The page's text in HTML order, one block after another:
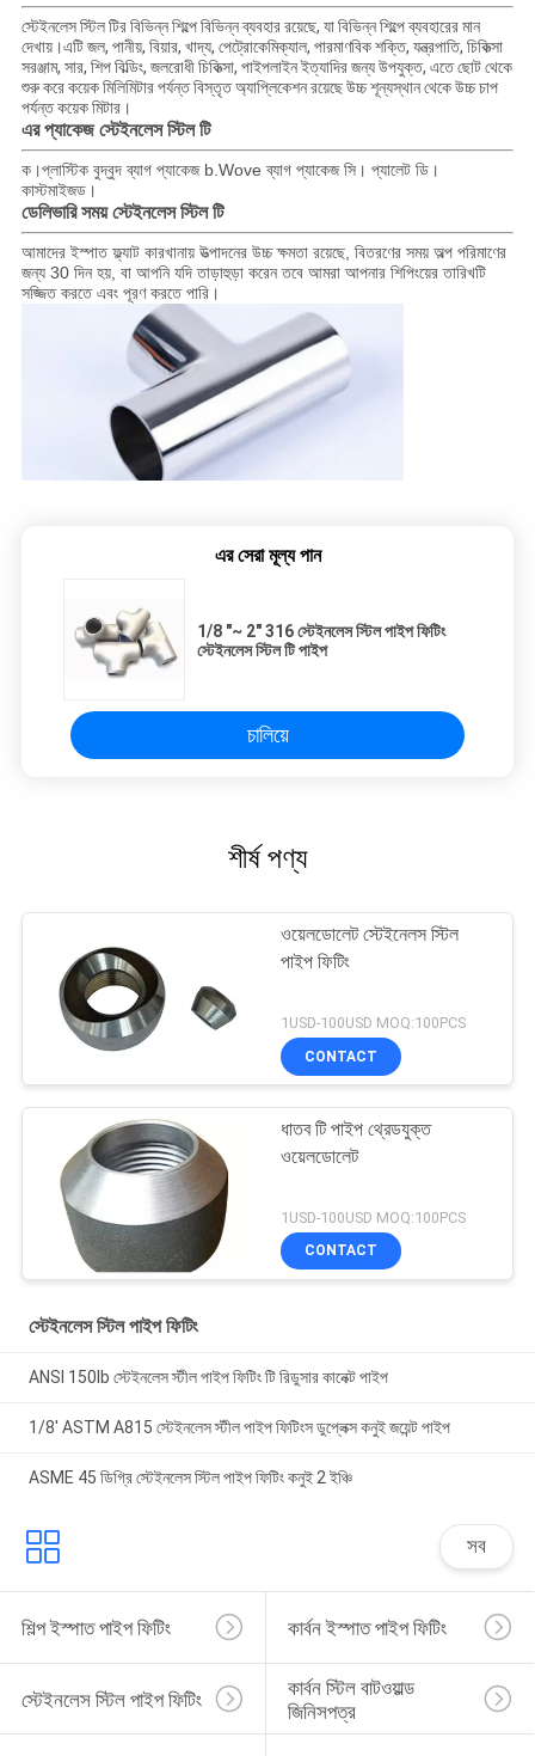
স্টেইনলেস স্টিল টির বিভিন্ন শিল্পে বিভিন্ন ব্যবহার রয়েছে, যা বিভিন্ন শিল্পে ব্যবহারের মান
দেখায়।এটি জল, পানীয়, বিয়ার, খাদ্য, পেট্রোকেমিক্যাল, পারমাণবিক শক্তি, যন্ত্রপাতি, চিকিত্সা
সরঞ্জাম, সার, শিপ বিল্ডিং, জলরোধী চিকিত্সা, পাইপলাইন ইত্যাদির জন্য উপযুক্ত, এতে ছোট থেকে
শুরু করে কয়েক মিলিমিটার পর্যন্ত বিস্তৃত অ্যাপ্লিকেশন রয়েছে উচ্চ শূন্যস্থান থেকে উচ্চ চাপ
পর্যন্ত কয়েক মিটার।
এর প্যাকেজস্টেইনলেস স্টিল টি
ক।প্লাস্টিক বুদ্বুদ ব্যাগ প্যাকেজ b.Wove ব্যাগ প্যাকেজ সি। প্যালেট ডি।
কাস্টমাইজড।
ডেলিভারি সময়স্টেইনলেস স্টিল টি
আমাদের ইস্পাত ফ্ল্যাট কারখানায় উত্পাদনের উচ্চ ক্ষমতা রয়েছে, বিতরণের সময় অল্প পরিমাণের
জন্য 30 দিন হয়, বা আপনি যদি তাড়াহুড়া করেন তবে আমরা আপনার শিপিংয়ের তারিখটি
সজ্জিত করতে এবং পূরণ করতে পারি।
এর সেরা মূল্য পান
1/8 "~ 2" 316 স্টেইনলেস স্টিল পাইপ ফিটিং
স্টেইনলেস স্টিল টি পাইপ
চালিয়ে
শীর্ষ পণ্য
ওয়েলডোলেট স্টেইনেলস স্টিল
পাইপ ফিটিং
1USD-100USD MOQ:100PCS
CONTACT
ধাতব টি পাইপ থ্রেডযুক্ত
ওয়েলডোলেট
1USD-100USD MOQ:100PCS
CONTACT
স্টেইনলেস স্টিল পাইপ ফিটিং
ANSI 150lb স্টেইনলেস স্টীল পাইপ ফিটিং টি রিডুসার কানেক্ট পাইপ
1/8' ASTM A815 স্টেইনলেস স্টীল পাইপ ফিটিংস ডুপ্লেক্স কনুই জয়েন্ট পাইপ
ASME 45 ডিগ্রি স্টেইনলেস স্টিল পাইপ ফিটিং কনুই 2 ইঞ্চি
সব
শিল্প ইস্পাত পাইপ ফিটিং কার্বন ইস্পাত পাইপ ফিটিং
স্টেইনলেস স্টিল পাইপ ফিটিং
কার্বন স্টিল বাটওয়াল্ড
জিনিসপত্র